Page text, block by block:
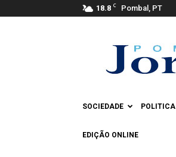
18.8 C Pombal, PT
Jornal
SOCIEDADE POLITICA
EDIÇÃO ONLINE